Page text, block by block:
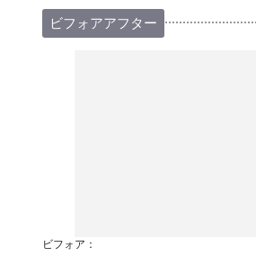
ビフォアアフター
ビフォア：